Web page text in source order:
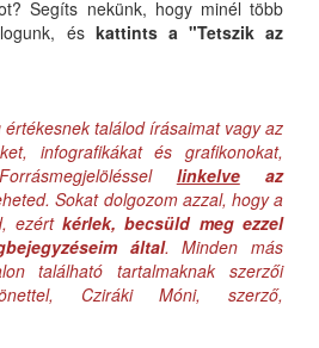
Segíts nekünk, hogy minél több
és kattints a "Tetszik az
találod írásaimat vagy az
infografikákat és grafikonokat,
linkelveaz
Sokat dolgozom azzal, hogy a
ezértkérlek, becsüld meg ezzel
által. Minden más
található tartalmaknak szerzői
Cziráki Móni, szerző,